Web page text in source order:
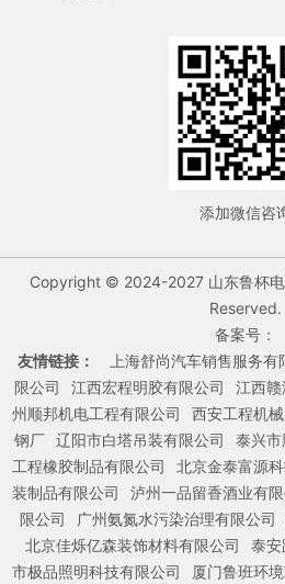
添加微信咨
Copyright © 2024-2027 山东鲁杯
Reserved.
备案号：
友情链接：
上海舒尚汽车销售服务有
限公司
江西宏程明胶有限公司 江西
州顺邦机电工程有限公司
西安工程机
钢厂 辽阳市白塔吊装有限公司 泰兴市
工程橡胶制品有限公司
北京金泰富源
装制品有限公司
泸州一品留香酒业有
限公司
广州氨氮水污染治理有限公司
北京佳烁亿森装饰材料有限公司
泰安
市极品照明科技有限公司
厦门鲁班环